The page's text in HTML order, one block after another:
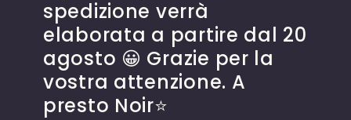
spedizione verrà
elaborata a partire dal 20
agosto 😀 Grazie per la
vostra attenzione. A
presto Noir⭐